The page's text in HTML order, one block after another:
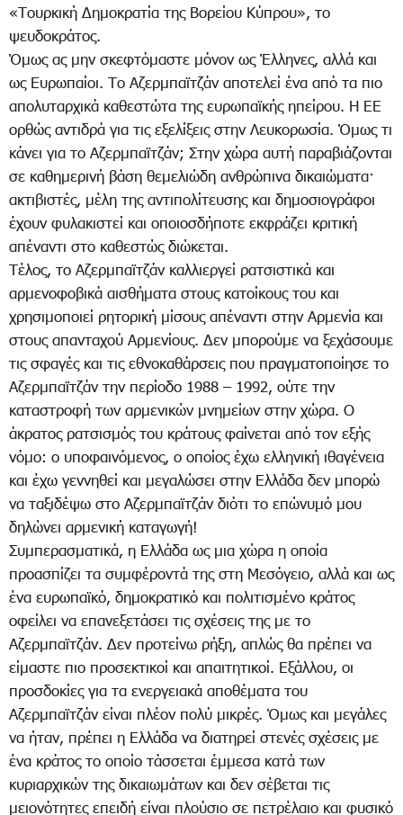
«Τουρκική Δημοκρατία της Βορείου Κύπρου», το
ψευδοκράτος.
Όμως ας μην σκεφτόμαστε μόνον ως Έλληνες, αλλά και
ως Ευρωπαίοι. Το Αζερμπαϊτζάν αποτελεί ένα από τα πιο
απολυταρχικά καθεστώτα της ευρωπαϊκής ηπείρου. Η ΕΕ
ορθώς αντιδρά για τις εξελίξεις στην Λευκορωσία. Όμως τι
κάνει για το Αζερμπαϊτζάν; Στην χώρα αυτή παραβιάζονται
σε καθημερινή βάση θεμελιώδη ανθρώπινα δικαιώματα·
ακτιβιστές, μέλη της αντιπολίτευσης και δημοσιογράφοι
έχουν φυλακιστεί και οποιοσδήποτε εκφράζει κριτική
απέναντι στο καθεστώς διώκεται.
Τέλος, το Αζερμπαϊτζάν καλλιεργεί ρατσιστικά και
αρμενοφοβικά αισθήματα στους κατοίκους του και
χρησιμοποιεί ρητορική μίσους απέναντι στην Αρμενία και
στους απανταχού Αρμενίους. Δεν μπορούμε να ξεχάσουμε
τις σφαγές και τις εθνοκαθάρσεις που πραγματοποίησε το
Αζερμπαϊτζάν την περίοδο 1988 – 1992, ούτε την
καταστροφή των αρμενικών μνημείων στην χώρα. Ο
άκρατος ρατσισμός του κράτους φαίνεται από τον εξής
νόμο: ο υποφαινόμενος, ο οποίος έχω ελληνική ιθαγένεια
και έχω γεννηθεί και μεγαλώσει στην Ελλάδα δεν μπορώ
να ταξιδέψω στο Αζερμπαϊτζάν διότι το επώνυμό μου
δηλώνει αρμενική καταγωγή!
Συμπερασματικά, η Ελλάδα ως μια χώρα η οποία
προασπίζει τα συμφέροντά της στη Μεσόγειο, αλλά και ως
ένα ευρωπαϊκό, δημοκρατικό και πολιτισμένο κράτος
οφείλει να επανεξετάσει τις σχέσεις της με το
Αζερμπαϊτζάν. Δεν προτείνω ρήξη, απλώς θα πρέπει να
είμαστε πιο προσεκτικοί και απαιτητικοί. Εξάλλου, οι
προσδοκίες για τα ενεργειακά αποθέματα του
Αζερμπαϊτζάν είναι πλέον πολύ μικρές. Όμως και μεγάλες
να ήταν, πρέπει η Ελλάδα να διατηρεί στενές σχέσεις με
ένα κράτος το οποίο τάσσεται έμμεσα κατά των
κυριαρχικών της δικαιωμάτων και δεν σέβεται τις
μειονότητες επειδή είναι πλούσιο σε πετρέλαιο και φυσικό